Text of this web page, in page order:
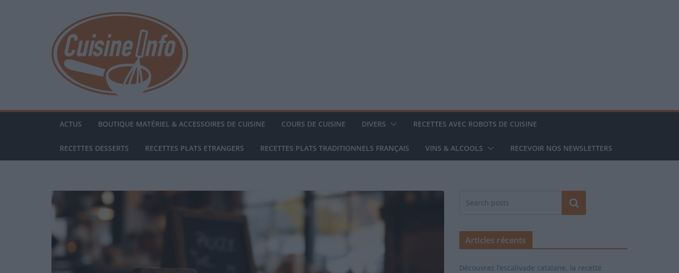
ACTUS BOUTIQUE MATÉRIEL & ACCESSOIRES DE CUISINE COURS DE CUISINE DIVERS RECETTES AVEC ROBOTS DE CUISINE
RECETTES DESSERTS RECETTES PLATS ETRANGERS RECETTES PLATS TRADITIONNELS FRANÇAIS VINS & ALCOOLS RECEVOIR NOS NEWSLETTERS
Rechercher
Articles récents
Découvrez l’escalivade catalane, la recette